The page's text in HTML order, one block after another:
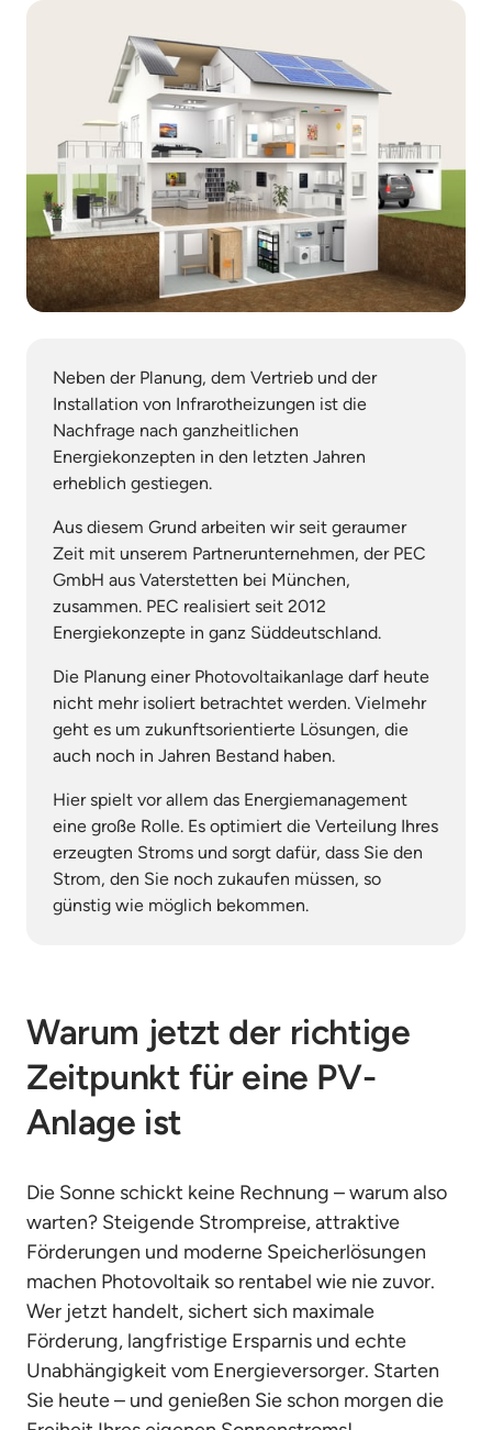
Neben der Planung, dem Vertrieb und der
Installation von Infrarotheizungen ist die
Nachfrage nach ganzheitlichen
Energiekonzepten in den letzten Jahren
erheblich gestiegen.
Aus diesem Grund arbeiten wir seit geraumer
Zeit mit unserem Partnerunternehmen, der PEC
GmbH aus Vaterstetten bei München,
zusammen. PEC realisiert seit 2012
Energiekonzepte in ganz Süddeutschland.
Die Planung einer Photovoltaikanlage darf heute
nicht mehr isoliert betrachtet werden. Vielmehr
geht es um zukunftsorientierte Lösungen, die
auch noch in Jahren Bestand haben.
Hier spielt vor allem das Energiemanagement
eine große Rolle. Es optimiert die Verteilung Ihres
erzeugten Stroms und sorgt dafür, dass Sie den
Strom, den Sie noch zukaufen müssen, so
günstig wie möglich bekommen.
Warum jetzt der richtige
Zeitpunkt für eine PV-
Anlage ist
Die Sonne schickt keine Rechnung – warum also
warten? Steigende Strompreise, attraktive
Förderungen und moderne Speicherlösungen
machen Photovoltaik so rentabel wie nie zuvor.
Wer jetzt handelt, sichert sich maximale
Förderung, langfristige Ersparnis und echte
Unabhängigkeit vom Energieversorger. Starten
Sie heute – und genießen Sie schon morgen die